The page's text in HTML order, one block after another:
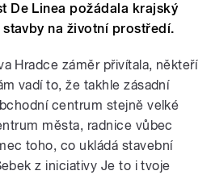
De Linea požádala krajský
na životní prostředí.
Hradce záměr přivítala, někteří
vadí to, že takhle zásadní
centrum stejně velké
města, radnice vůbec
toho, co ukládá stavební
z iniciativy Je to i tvoje